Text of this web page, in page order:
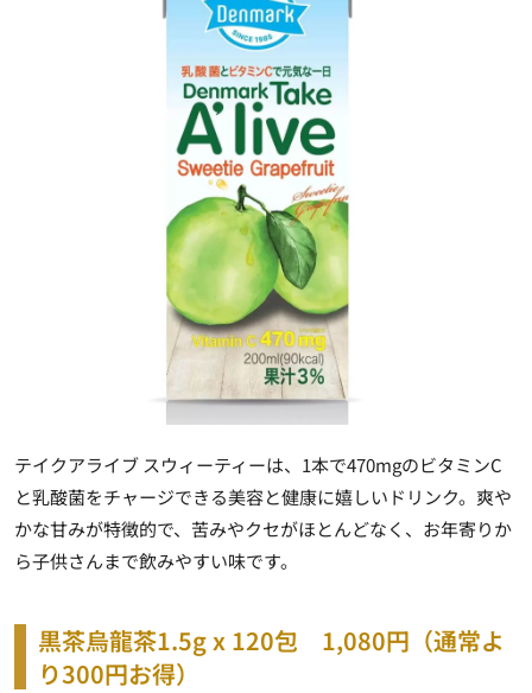
テイクアライブ スウィーティーは、1本で470mgのビタミンC
と乳酸菌をチャージできる美容と健康に嬉しいドリンク。爽や
かな甘みが特徴的で、苦みやクセがほとんどなく、お年寄りか
ら子供さんまで飲みやすい味です。
黒茶烏龍茶1.5g x 120包 1,080円（通常よ
り300円お得）